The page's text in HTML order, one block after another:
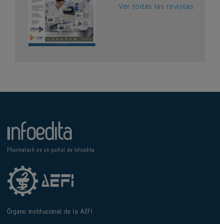
Ver todas las revistas
Pharmatech es un portal de Infoedita
Órgano institucional de la AEFI